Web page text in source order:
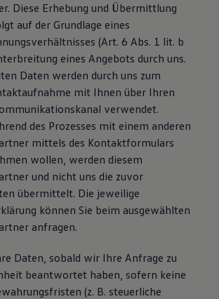
Diese Erhebung und Übermittlung
auf der Grundlage eines
(Art. 6 Abs. 1 lit. b
eines Angebots durch uns.
Daten werden durch uns zum
mit Ihnen über Ihren
verwendet.
des Prozesses mit einem anderen
mittels des Kontaktformulars
wollen, werden diesem
und nicht uns die zuvor
übermittelt. Die jeweilige
können Sie beim ausgewählten
anfragen.
Daten, sobald wir Ihre Anfrage zu
beantwortet haben, sofern keine
(z. B. steuerliche